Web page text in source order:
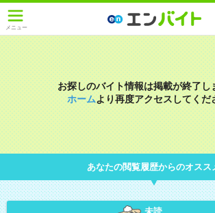
メニュー
お探しのバイト情報は掲載が終了し
ホームより再度アクセスしてくだ
あなたの閲覧履歴からのオスス